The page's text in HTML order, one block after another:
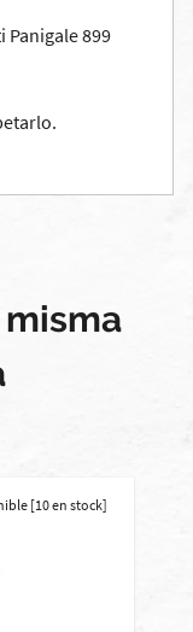
Panigale 899
[10 en stock]